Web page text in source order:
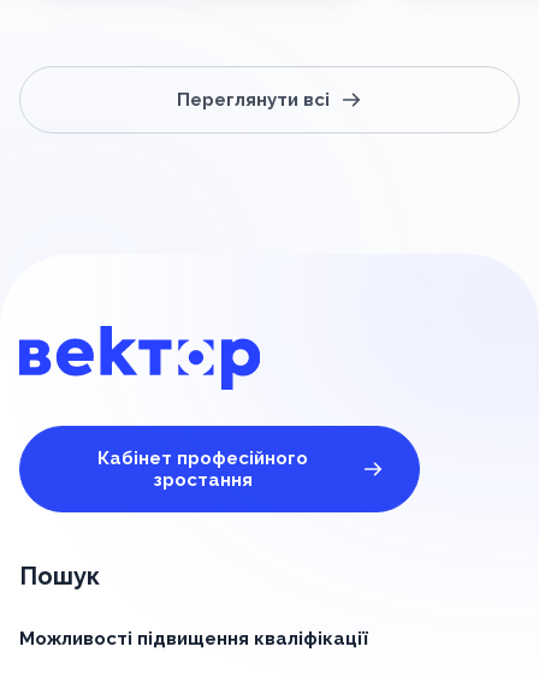
Переглянути всі
Кабінет професійного
зростання
Пошук
Можливості підвищення кваліфікації